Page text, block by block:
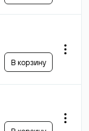
В корзину